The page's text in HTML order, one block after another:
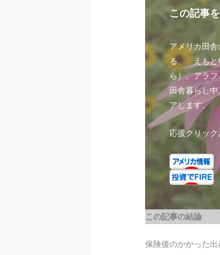
この記事
アメリカ田
る、 えもと
ら）。アラ
田舎暮らし
アします。
応援クリック
この記事の結論
保険後のかかった